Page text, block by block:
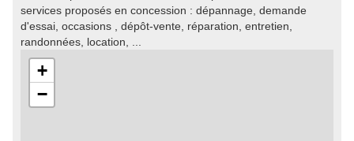
services proposés en concession : dépannage, demande
d'essai, occasions , dépôt-vente, réparation, entretien,
randonnées, location, ...
+
−